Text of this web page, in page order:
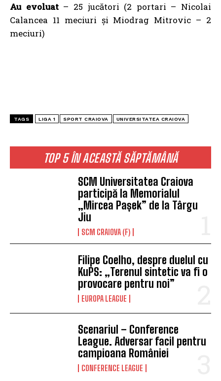
TOP 5 ÎN ACEASTĂ SĂPTĂMÂNĂ
SCM Universitatea Craiova
participă la Memorialul
„Mircea Pașek” de la Târgu
Jiu
SCM CRAIOVA (F)
Filipe Coelho, despre duelul cu
KuPS: „Terenul sintetic va fi o
provocare pentru noi”
EUROPA LEAGUE
Scenariul – Conference
League. Adversar facil pentru
campioana României
CONFERENCE LEAGUE
Au evoluat– 25 jucători (2 portari – Nicolai
Calancea 11 meciuri și Miodrag Mitrovic – 2
meciuri)
TAGS LIGA 1 SPORT CRAIOVA UNIVERSITATEA CRAIOVA